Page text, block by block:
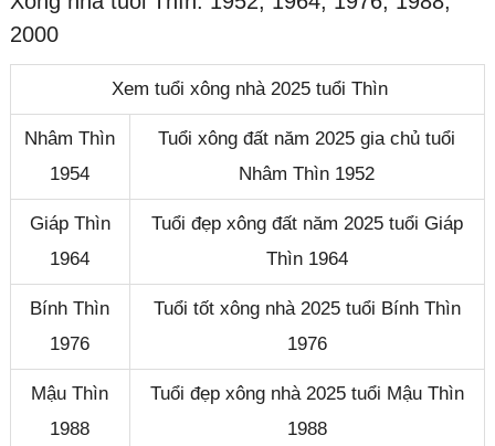
2000
Xem tuổi xông nhà 2025 tuổi Thìn
Nhâm Thìn
1954
Tuổi xông đất năm 2025 gia chủ tuổi
Nhâm Thìn 1952
Giáp Thìn
1964
Tuổi đẹp xông đất năm 2025 tuổi Giáp
Thìn 1964
Bính Thìn
1976
Tuổi tốt xông nhà 2025 tuổi Bính Thìn
1976
Mậu Thìn
1988
Tuổi đẹp xông nhà 2025 tuổi Mậu Thìn
1988